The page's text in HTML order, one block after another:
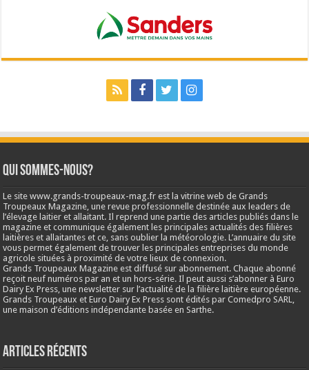
Qui sommes-nous?
Le site www.grands-troupeaux-mag.fr est la vitrine web de Grands
Troupeaux Magazine, une revue professionnelle destinée aux leaders de
l’élevage laitier et allaitant. Il reprend une partie des articles publiés dans le
magazine et communique également les principales actualités des filières
laitières et allaitantes et ce, sans oublier la météorologie. L’annuaire du site
vous permet également de trouver les principales entreprises du monde
agricole situées à proximité de votre lieux de connexion.
Grands Troupeaux Magazine est diffusé sur abonnement. Chaque abonné
reçoit neuf numéros par an et un hors-série. Il peut aussi s’abonner à Euro
Dairy Ex Press, une newsletter sur l’actualité de la filière laitière européenne.
Grands Troupeaux et Euro Dairy Ex Press sont édités par Comedpro SARL,
une maison d’éditions indépendante basée en Sarthe.
Articles récents